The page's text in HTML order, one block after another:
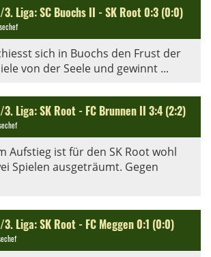
Liga: SC Buochs II - SK Root 0:3 (0:0)
sich in Buochs den Frust der
von der Seele und gewinnt ...
Liga: SK Root - FC Brunnen II 3:4 (2:2)
Aufstieg ist für den SK Root wohl
Spielen ausgeträumt. Gegen
Liga: SK Root - FC Meggen 0:1 (0:0)